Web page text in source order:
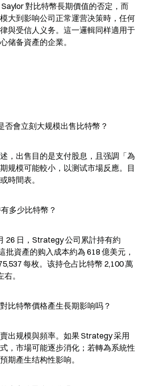
對比特幣長期價值的否定，而
大到影响公司正常運营决策時，任何
與受信人义务。這一邏輯同样適用于
储备資產的企業。
否會立刻大规模出售比特幣？
，出售目的是支付股息，且强調「為
规模可能較小，以测试市場反應。目
時間表。
多少比特幣？
26 日，Strategy 公司累計持有約
批資產的购入成本約為 618 億美元，
每枚。该持仓占比特幣 2,100 萬
。
比特幣價格產生長期影响吗？
出规模與頻率。如果 Strategy 采用
，市場可能逐步消化；若轉為系統性
期產生结构性影响。